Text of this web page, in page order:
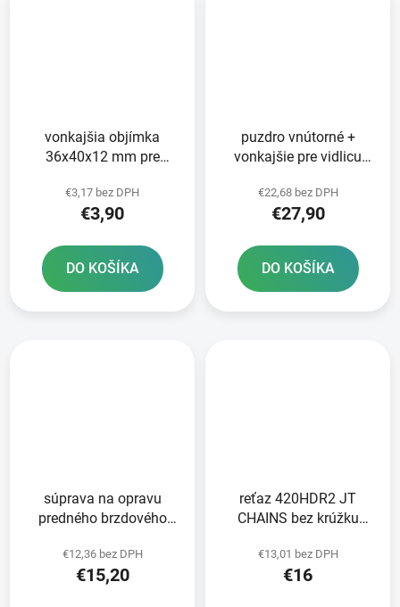
vonkajšia objímka
36x40x12 mm pre
INNTECK 1ks teflónový
povrch
€3,17 bez DPH
€3,90
DO KOŠÍKA
puzdro vnútorné +
vonkajšie pre vidlicu
€22,68 bez DPH
€27,90
DO KOŠÍKA
súprava na opravu
predného brzdového
€12,36 bez DPH
€15,20
reťaz 420HDR2 JT
CHAINS bez krúžku
vrátane rozpojovacej
spojky
€13,01 bez DPH
€16